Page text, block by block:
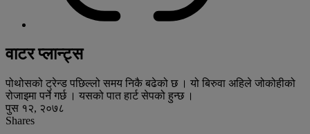
वाटर प्लान्ट्स
पोथोसको ट्रेन्ड पछिल्लो समय निकै बढेको छ । यो बिरुवा अहिले जोकोहीको
रोजाइमा पर्ने गर्छ । यसको पात हार्ट सेपको हुन्छ ।
पुस १२, २०७८
Shares